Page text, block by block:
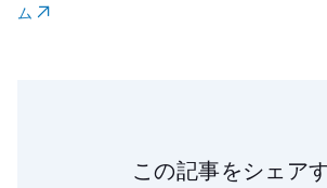
ム
この記事をシェア